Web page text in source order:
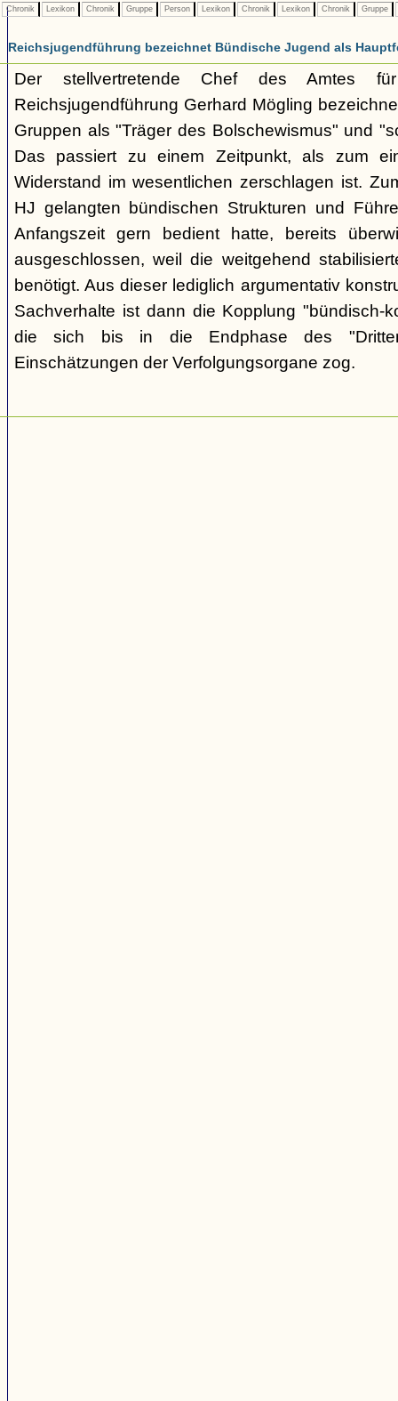
Chronik Lexikon Chronik Gruppe Person Lexikon Chronik Lexikon Chronik Gruppe
Reichsjugendführung bezeichnet Bündische Jugend als
Der stellvertretende Chef des Amtes
Reichsjugendführung Gerhard Mögling
Gruppen als "Träger des Bolschewismus" und
Das passiert zu einem Zeitpunkt, als zum
Widerstand im wesentlichen zerschlagen ist.
HJ gelangten bündischen Strukturen und
Anfangszeit gern bedient hatte, bereits
ausgeschlossen, weil die weitgehend
benötigt. Aus dieser lediglich argumentativ
Sachverhalte ist dann die Kopplung "bündisch-
die sich bis in die Endphase des
Einschätzungen der Verfolgungsorgane zog.